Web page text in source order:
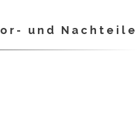
und Nachteile